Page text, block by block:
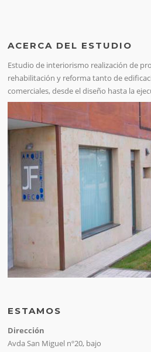
ACERCA DEL ESTUDIO
Estudio de interiorismo realización de
rehabilitación y reforma tanto de
comerciales, desde el diseño hasta la
ESTAMOS
Dirección
Avda San Miguel nº20, bajo